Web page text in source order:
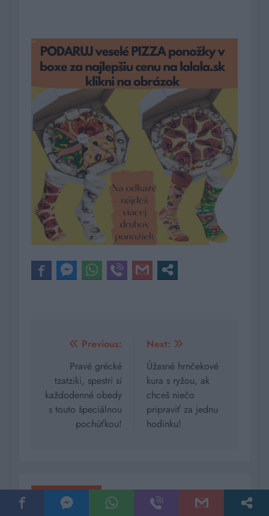
Navigácia
článku
Previous:
Pravé grécké
tzatziki, spestri si
každodenné obedy
s touto špeciálnou
pochúťkou!
Next:
Úžasné hrnčekové
kura s ryžou, ak
chceš niečo
pripraviť za jednu
hodinku!
Related News